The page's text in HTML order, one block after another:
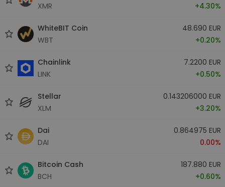
XMR
+4.30%
WhiteBIT Coin
WBT
48.690 EUR
+0.20%
Chainlink
LINK
7.2200 EUR
+0.50%
Stellar
XLM
0.143206000 EUR
+3.20%
Dai
DAI
0.864975 EUR
0.00%
Bitcoin Cash
BCH
187.880 EUR
+0.60%